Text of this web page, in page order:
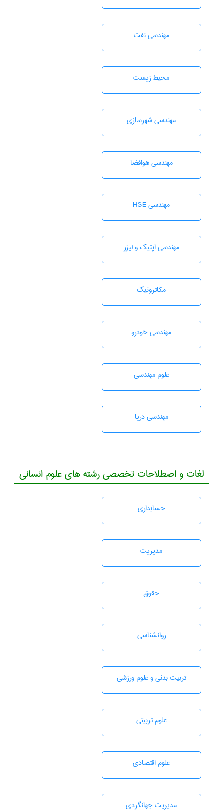
مهندسی نفت
محيط زيست
مهندسی شهرسازی
مهندسی هوافضا
مهندسی HSE
مهندسی اپتیک و لیزر
مکاترونیک
مهندسی خودرو
علوم مهندسی
مهندسی دریا
لغات و اصطلاحات تخصصی رشته های علوم انسانی
حسابداری
مديريت
حقوق
روانشناسی
تربيت بدنی و علوم ورزشی
علوم تربيتی
علوم اقتصادی
مديريت جهانگردی